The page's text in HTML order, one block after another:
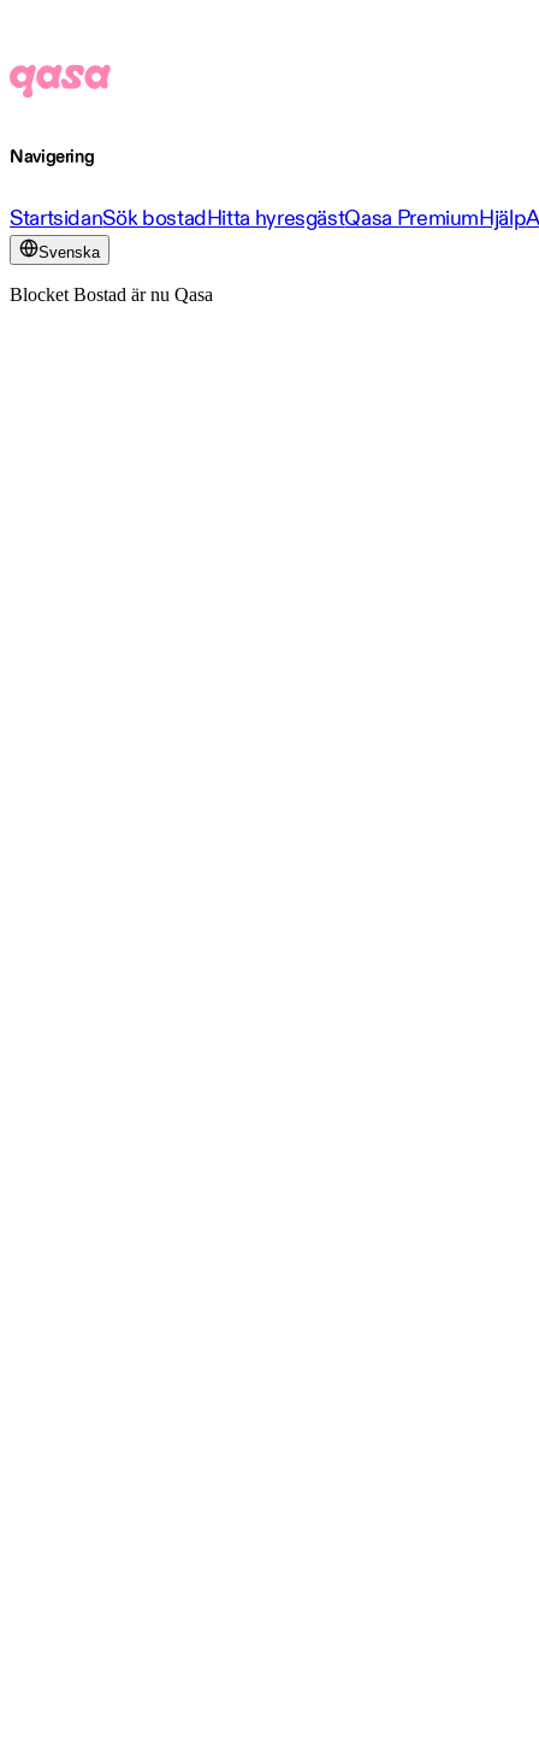
Navigering
StartsidanSök bostadHitta hyresgästQasa PremiumHjälp
Svenska
Blocket Bostad är nu Qasa